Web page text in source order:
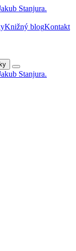
Knižný blogKontakt